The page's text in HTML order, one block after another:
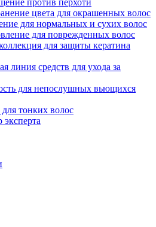
против перхоти
цвета для окрашенных волос
для нормальных и сухих волос
для поврежденных волос
для защиты кератина
линия средств для ухода за
для непослушных вьющихся
тонких волос